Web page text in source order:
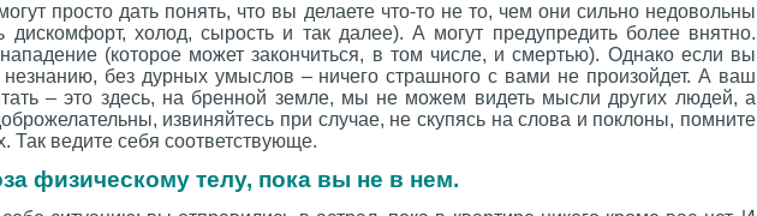
просто дать понять, что вы делаете что-то не то, чем они сильно недовольны
холод, сырость и так далее). А могут предупредить более внятно.
(которое может закончиться, в том числе, и смертью). Однако если вы
без дурных умыслов – ничего страшного с вами не произойдет. А ваш
– это здесь, на бренной земле, мы не можем видеть мысли других людей, а
извиняйтесь при случае, не скупясь на слова и поклоны, помните
Так ведите себя соответствующе.
физическому телу, пока вы не в нем.